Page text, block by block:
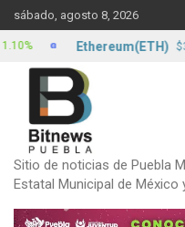
Skip
to
content
sábado, agosto 8, 2026
Sitio de noticias de Puebla
Estatal Municipal de México
Ethereum(ETH)